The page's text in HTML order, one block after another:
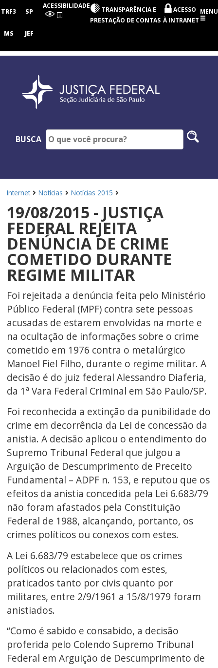
Judiciária
Paulo
TRF3 SP
MS JEF
ACESSIBILIDADE
TRANSPARÊNCIA E
PRESTAÇÃO DE CONTAS
ACESSO
À INTRANET
MENU
BUSCA
Internet Notícias Notícias 2015
19/08/2015 - JUSTIÇA
FEDERAL REJEITA
DENÚNCIA DE CRIME
COMETIDO DURANTE
REGIME MILITAR
Foi rejeitada a denúncia feita pelo Ministério
Público Federal (MPF) contra sete pessoas
acusadas de estarem envolvidas na morte e
na ocultação de informações sobre o crime
cometido em 1976 contra o metalúrgico
Manoel Fiel Filho, durante o regime militar. A
decisão é do juiz federal Alessandro Diaferia,
da 1ª Vara Federal Criminal em São Paulo/SP.
Foi reconhecida a extinção da punibilidade do
crime em decorrência da Lei de concessão da
anistia. A decisão aplicou o entendimento do
Supremo Tribunal Federal que julgou a
Arguição de Descumprimento de Preceito
Fundamental – ADPF n. 153, e reputou que os
efeitos da anistia concedida pela Lei 6.683/79
não foram afastados pela Constituição
Federal de 1988, alcançando, portanto, os
crimes políticos ou conexos com estes.
A Lei 6.683/79 estabelece que os crimes
políticos ou relacionados com estes,
praticados tanto por civis quanto por
militares, entre 2/9/1961 a 15/8/1979 foram
anistiados.
“Como é sabido e consabido, a decisão
proferida pelo Colendo Supremo Tribunal
Federal em Arguição de Descumprimento de